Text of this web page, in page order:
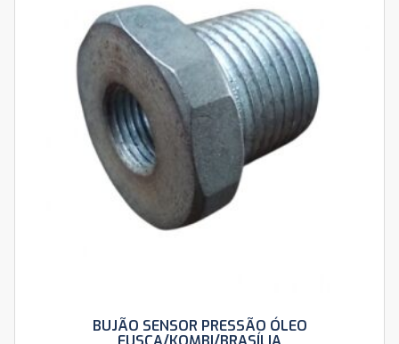
BUJÃO SENSOR PRESSÃO ÓLEO